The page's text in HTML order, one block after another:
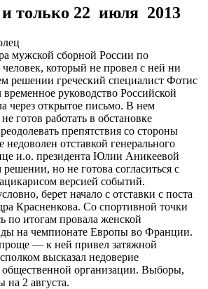
только 22 июля 2013
мужской сборной России по
человек, который не провел с ней ни
решении греческий специалист Фотис
руководство Российской
через открытое письмо. В нем
готов работать в обстановке
препятствия со стороны
недоволен отставкой генерального
и.о. президента Юлии Аникеевой
но не готова согласиться с
версией событий.
берет начало с отставки с поста
Красненкова. Со спортивной точки
по итогам провала женской
на чемпионате Европы во Франции.
— к ней привел затяжной
высказал недоверие
общественной организации. Выборы,
на 2 августа.